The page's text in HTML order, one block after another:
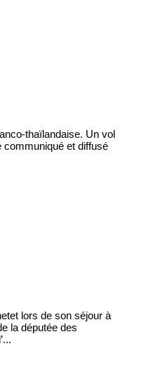
thaïlandaise. Un vol
communiqué et diffusé
lors de son séjour à
la députée des